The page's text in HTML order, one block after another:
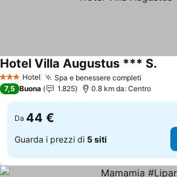
3 StelleHotel Spa e benessere completi
Hotel Villa Augustus *** S.
7,5 Buona 1.825 0.8 km da: Centro
Da 44 €
Guarda i prezzi di 5 siti